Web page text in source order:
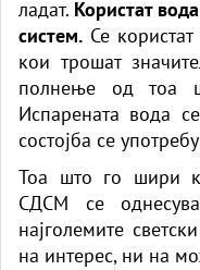
ладат. Користат
систем. Се
кои трошат
полнење од тоа
Испарената вода
состојба се
Тоа што го шири
СДСМ се
најголемите
на интерес, ни на